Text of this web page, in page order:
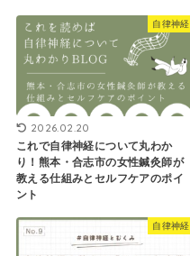
自律神経
2026.02.20
これで自律神経について丸わか
り！熊本・合志市の女性鍼灸師が
教える仕組みとセルフケアのポイ
ント
自律神経